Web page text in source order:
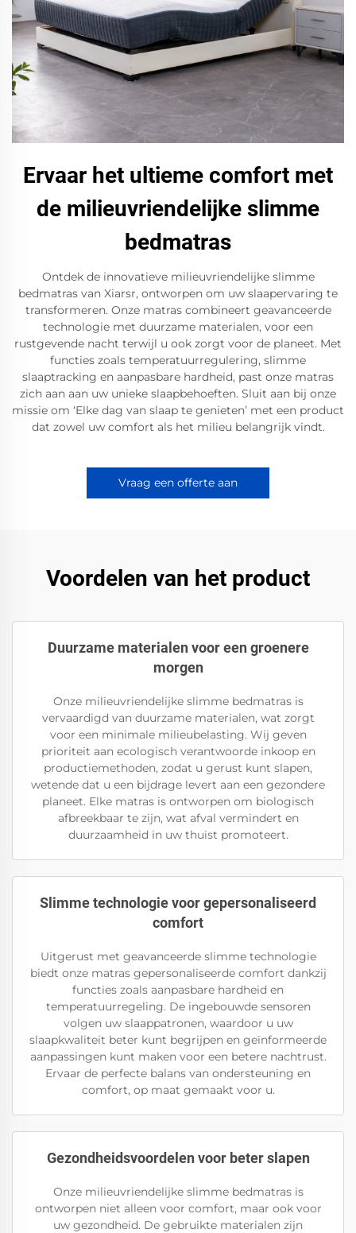
Ervaar het ultieme comfort met
de milieuvriendelijke slimme
bedmatras
Ontdek de innovatieve milieuvriendelijke slimme
bedmatras van Xiarsr, ontworpen om uw slaapervaring te
transformeren. Onze matras combineert geavanceerde
technologie met duurzame materialen, voor een
rustgevende nacht terwijl u ook zorgt voor de planeet. Met
functies zoals temperatuurregulering, slimme
slaaptracking en aanpasbare hardheid, past onze matras
zich aan aan uw unieke slaapbehoeften. Sluit aan bij onze
missie om ‘Elke dag van slaap te genieten’ met een product
dat zowel uw comfort als het milieu belangrijk vindt.
Vraag een offerte aan
Voordelen van het product
Duurzame materialen voor een groenere
morgen
Onze milieuvriendelijke slimme bedmatras is
vervaardigd van duurzame materialen, wat zorgt
voor een minimale milieubelasting. Wij geven
prioriteit aan ecologisch verantwoorde inkoop en
productiemethoden, zodat u gerust kunt slapen,
wetende dat u een bijdrage levert aan een gezondere
planeet. Elke matras is ontworpen om biologisch
afbreekbaar te zijn, wat afval vermindert en
duurzaamheid in uw thuist promoteert.
Slimme technologie voor gepersonaliseerd
comfort
Uitgerust met geavanceerde slimme technologie
biedt onze matras gepersonaliseerde comfort dankzij
functies zoals aanpasbare hardheid en
temperatuurregeling. De ingebouwde sensoren
volgen uw slaappatronen, waardoor u uw
slaapkwaliteit beter kunt begrijpen en geïnformeerde
aanpassingen kunt maken voor een betere nachtrust.
Ervaar de perfecte balans van ondersteuning en
comfort, op maat gemaakt voor u.
Gezondheidsvoordelen voor beter slapen
Onze milieuvriendelijke slimme bedmatras is
ontworpen niet alleen voor comfort, maar ook voor
uw gezondheid. De gebruikte materialen zijn